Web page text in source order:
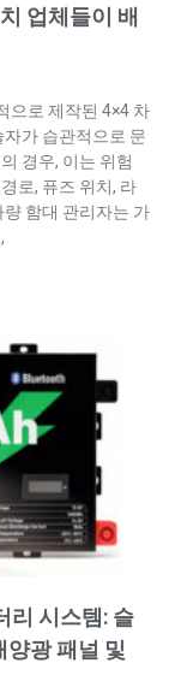
업체들이 배
으로 제작된 4×4 차
가 습관적으로 문
경우, 이는 위험
로, 퓨즈 위치, 라
함대 관리자는 가
리 시스템: 슬
양광 패널 및